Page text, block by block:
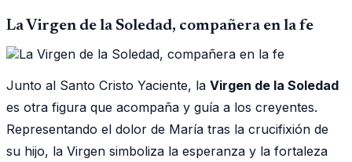
La Virgen de la Soledad, compañera en la fe
Junto al Santo Cristo Yaciente, la Virgen de la Soledad
es otra figura que acompaña y guía a los creyentes.
Representando el dolor de María tras la crucifixión de
su hijo, la Virgen simboliza la esperanza y la fortaleza